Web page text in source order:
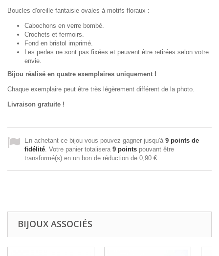
Boucles d'oreille fantaisie ovales à motifs floraux :
Cabochons en verre bombé.
Crochets et fermoirs.
Fond en bristol imprimé.
Les perles ne sont pas fixées et peuvent être retirées selon votre
envie.
Bijou réalisé en quatre exemplaires uniquement !
Chaque exemplaire peut être très légèrement différent de la photo.
Livraison gratuite !
En achetant ce bijou vous pouvez gagner jusqu'à 9 points de
fidélité. Votre panier totalisera 9 points pouvant être
transformé(s) en un bon de réduction de 0,90 €.
BIJOUX ASSOCIÉS